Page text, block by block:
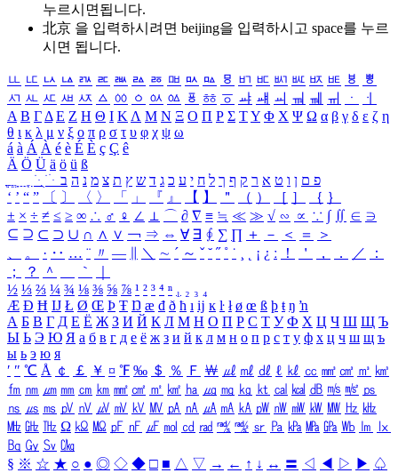
누르시면됩니다.
北京 을 입력하시려면 beijing을 입력하시고 space를 누르
시면 됩니다.
ㅥ ㅦ ㅧ ㅨ ㅩ ㅪ ㅫ ㅬ ㅭ ㅮ ㅯ ㅰ ㅱ ㅲ ㅳ ㅴ ㅵ ㅶ ㅷ ㅸ
ㅹ
ㅺ ㅻ ㅼ ㅽ ㅾ ㅿ ㆀ ㆁ ㆂ ㆃ ㆄ ㆅ ㆆ ㆇ ㆈ ㆉ ㆊ ㆋ ㆌ ㆍ
ㆎ
Α Β ΓΔ Ε Ζ Η Θ Ι ΚΛ Μ Ν Ξ Ο Π Ρ Σ ΤΥ Φ Χ Ψ Ω α β γ δ ε ζ η
θ ι κ λ μ ν ξ ο π ρ σ τ υ φ χ ψ ω
á à Á À é è É È ç Ç ê
Ä Ö Ü ä ö ü ß
ִֶֹ ֻּ ׁׂ פ ם ן ו ט א ר ק ף ך ל ח י ע כ ג ד ש ץ ת צ מ נ ה ב
‘ ’ “ ” 〔 〕 〈 〉 「 」 『 』 【 】 ＂ （ ） ［ ］ ｛ ｝
± × ÷ ≠ ≤ ≥ ∞ ∴ ♂ ♀ ∠ ⊥ ⌒ ∂ ∇ ≡ ≒ ≪ ≫ √ ∽ ∝ ∵ ∫ ∬ ∈ ∋
⊆ ⊇ ⊂ ⊃ ∪ ∩ ∧ ∨ ￢ ⇒ ⇔ ∀ ∃ ∮ ∑ ∏ ＋ － ＜ ＝
＞
、
。 · ‥ … ¨ 〃 ― ＼ ∼ ´ ～ ˇ ˘ ˝ ˚ ˙ ¸ ¡ ¿ ː ！ ＇ ， ． ／
：
；
？ ＾ ｀
½ ⅓ ⅔ ¼ ¾ ⅛ ⅜ ⅝ ⅞ ¹ ² ³ ⁴ ⁿ ₁ ₂ ₃ ₄
Æ Ð Ħ Ĳ Ł Ø Œ Þ Ŧ Ŋ æ đ ð ħ ı ĳ ĸ ŀ ł ø œ ß þ ŧ ŋ ŉ
А Б В Г Д Е Ё Ж З И Й К Л М Н О П Р С Т У Ф Х Ц Ч Ш Щ Ъ
Ы Ь Э Ю Я а б в г д е ё ж з и й к л м н о п р с т у ф х ц ч ш щ ъ
ы ь э ю я
′ ″ ℃ Å ￠ ￡ ￥ ¤ ℉ ‰ ＄ ％ Ｆ ￦ ㎕ ㎖ ㎗ ℓ ㎘ ㏄ ㎣ ㎤ ㎥ ㎦
㎙ ㎚ ㎛ ㎜ ㎝ ㎞ ㎟ ㎠ ㎡ ㎢ ㏊ ㎍ ㎎ ㎏ ㏏ ㎈ ㎉ ㏈ ㎧ ㎨ ㎰
㎱ ㎲ ㎳ ㎴ ㎵ ㎶ ㎷ ㎸ ㎹ ㎀ ㎁ ㎂ ㎃ ㎄ ㎺ ㎻ ㎽ ㎾ ㎿ ㎐ ㎑
㎒ ㎓ ㎔ Ω ㏀ ㏁ ㎊ ㎋ ㎌ ㏖ ㏅ ㎭ ㎮ ㎯ ㏛ ㎩ ㎪ ㎫ ㎬ ㏝ ㏐
㏓
㏃ ㏉ ㏜ ㏆
§ ※ ☆ ★ ○ ● ◎ ◇ ◆ □ ■ △ ▽ → ← ↑ ↓ ↔ 〓 ◁ ◀ ▷ ▶ ♤